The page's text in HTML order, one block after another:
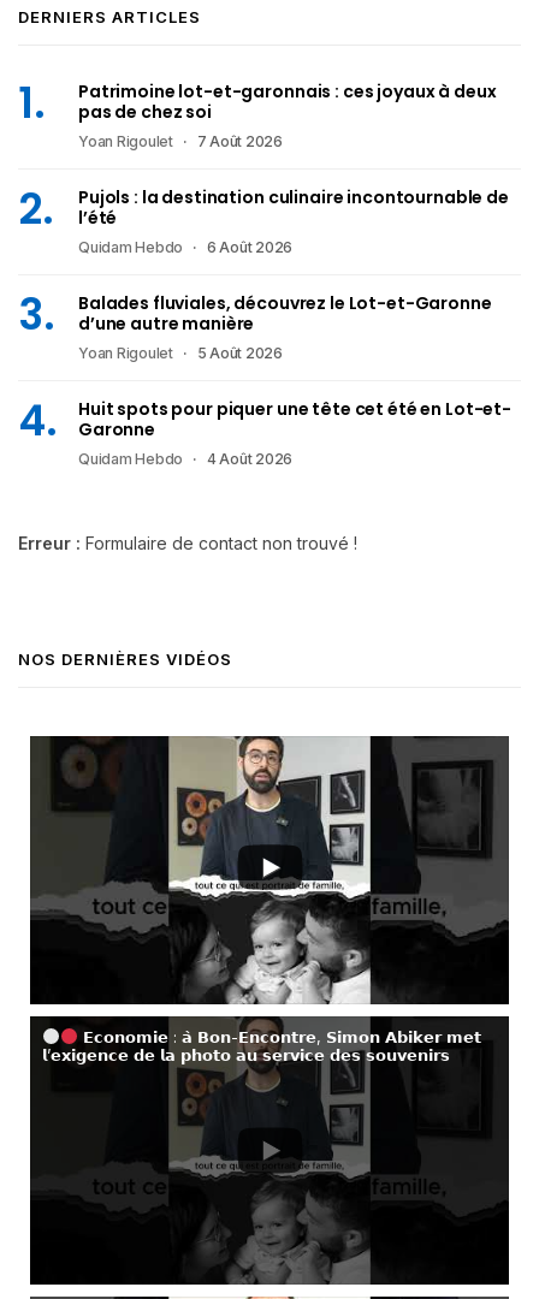
DERNIERS ARTICLES
Patrimoine lot-et-garonnais : ces joyaux à deux
pas de chez soi
Yoan Rigoulet 7 Août 2026
Pujols : la destination culinaire incontournable de
l’été
Quidam Hebdo 6 Août 2026
Balades fluviales, découvrez le Lot-et-Garonne
d’une autre manière
Yoan Rigoulet 5 Août 2026
Huit spots pour piquer une tête cet été en Lot-et-
Garonne
Quidam Hebdo 4 Août 2026
Erreur : Formulaire de contact non trouvé !
NOS DERNIÈRES VIDÉOS
𝗘𝗰𝗼𝗻𝗼𝗺𝗶𝗲 : 𝗮̀ 𝗕𝗼𝗻-𝗘𝗻𝗰𝗼𝗻𝘁𝗿𝗲, 𝗦𝗶𝗺𝗼𝗻 𝗔𝗯𝗶𝗸𝗲𝗿 𝗺𝗲𝘁
𝗹’𝗲𝘅𝗶𝗴𝗲𝗻𝗰𝗲 𝗱𝗲 𝗹𝗮 𝗽𝗵𝗼𝘁𝗼 𝗮𝘂 𝘀𝗲𝗿𝘃𝗶𝗰𝗲 𝗱𝗲𝘀 𝘀𝗼𝘂𝘃𝗲𝗻𝗶𝗿𝘀